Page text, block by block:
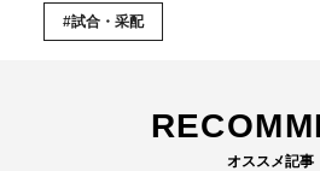
#試合・采配
オススメ記事